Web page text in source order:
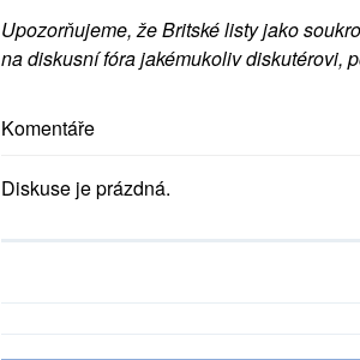
Upozorňujeme, že Britské listy jako
na diskusní fóra jakémukoliv diskutérovi,
Komentáře
Diskuse je prázdná.